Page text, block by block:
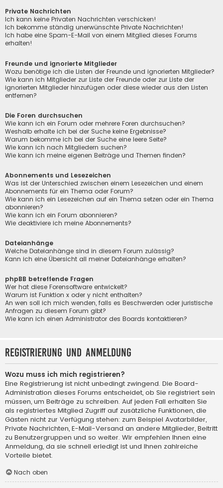
Private Nachrichten
Ich kann keine Privaten Nachrichten verschicken!
Ich bekomme ständig unerwünschte Private Nachrichten!
Ich habe eine Spam-E-Mail von einem Mitglied dieses Forums
erhalten!
Freunde und ignorierte Mitglieder
Wozu benötige ich die Listen der Freunde und ignorierten Mitglieder?
Wie kann ich Mitglieder zur Liste der Freunde oder zur Liste der
ignorierten Mitglieder hinzufügen oder diese wieder aus den Listen
entfernen?
Die Foren durchsuchen
Wie kann ich ein Forum oder mehrere Foren durchsuchen?
Weshalb erhalte ich bei der Suche keine Ergebnisse?
Warum bekomme ich bei der Suche eine leere Seite?
Wie kann ich nach Mitgliedern suchen?
Wie kann ich meine eigenen Beiträge und Themen finden?
Abonnements und Lesezeichen
Was ist der Unterschied zwischen einem Lesezeichen und einem
Abonnements für ein Thema oder Forum?
Wie kann ich ein Lesezeichen auf ein Thema setzen oder ein Thema
abonnieren?
Wie kann ich ein Forum abonnieren?
Wie deaktiviere ich meine Abonnements?
Dateianhänge
Welche Dateianhänge sind in diesem Forum zulässig?
Kann ich eine Übersicht all meiner Dateianhänge erhalten?
phpBB betreffende Fragen
Wer hat diese Forensoftware entwickelt?
Warum ist Funktion x oder y nicht enthalten?
An wen soll ich mich wenden, falls es Beschwerden oder juristische
Anfragen zu diesem Forum gibt?
Wie kann ich einen Administrator des Boards kontaktieren?
Registrierung und Anmeldung
Wozu muss ich mich registrieren?
Eine Registrierung ist nicht unbedingt zwingend. Die Board-
Administration dieses Forums entscheidet, ob Sie registriert sein
müssen, um Beiträge zu schreiben. Auf jeden Fall erhalten Sie
als registriertes Mitglied Zugriff auf zusätzliche Funktionen, die
Gästen nicht zur Verfügung stehen: zum Beispiel Avatarbilder,
Private Nachrichten, E-Mail-Versand an andere Mitglieder, Beitritt
zu Benutzergruppen und so weiter. Wir empfehlen Ihnen eine
Anmeldung, da sie schnell erledigt ist und Ihnen zahlreiche
Vorteile bietet.
Nach oben